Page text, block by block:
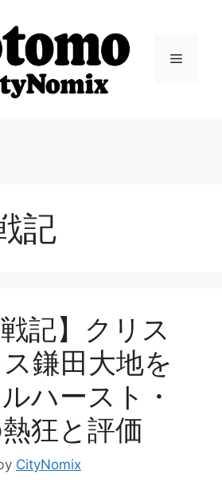
メ
記
戦記】クリス
鎌田大地を
ハースト・
狂と評価
CityNomix